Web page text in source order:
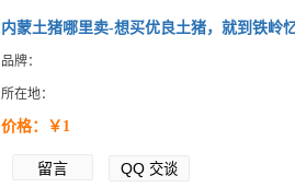
内蒙土猪哪里卖-想买优良土猪，就到铁岭
品牌：
所在地：
价格：￥1
留言 QQ 交谈